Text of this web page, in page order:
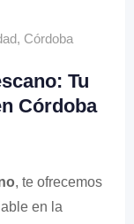
, Córdoba
Tu
Córdoba
, te ofrecemos
en la